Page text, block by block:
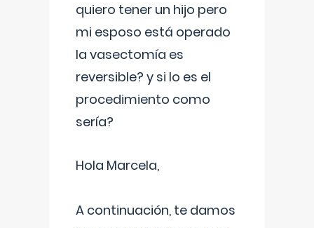
quiero tener un hijo pero
mi esposo está operado
la vasectomía es
reversible? y si lo es el
procedimiento como
sería?
Hola Marcela,
A continuación, te damos